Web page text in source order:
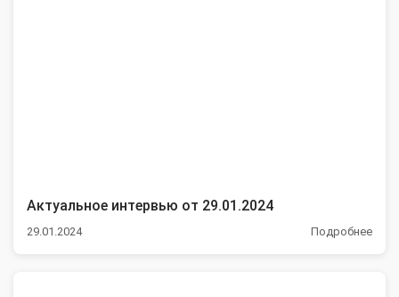
Актуальное интервью от 29.01.2024
29.01.2024 Подробнее